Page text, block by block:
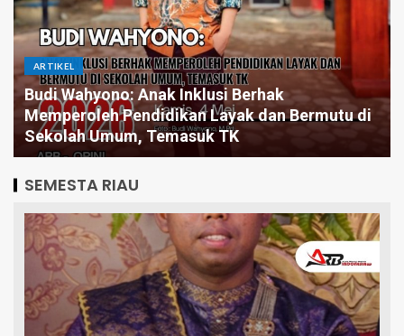
ARTIKEL
Pintar Saja Tidak Cukup, Mengapa Birokrasi
Butuh Pemimpin yang Jago Eksekusi
SEMESTA RIAU